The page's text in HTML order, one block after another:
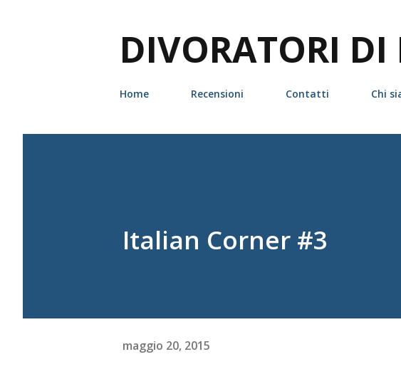
DIVORATORI DI
Home Recensioni Contatti Chi
Italian Corner #3
maggio 20, 2015